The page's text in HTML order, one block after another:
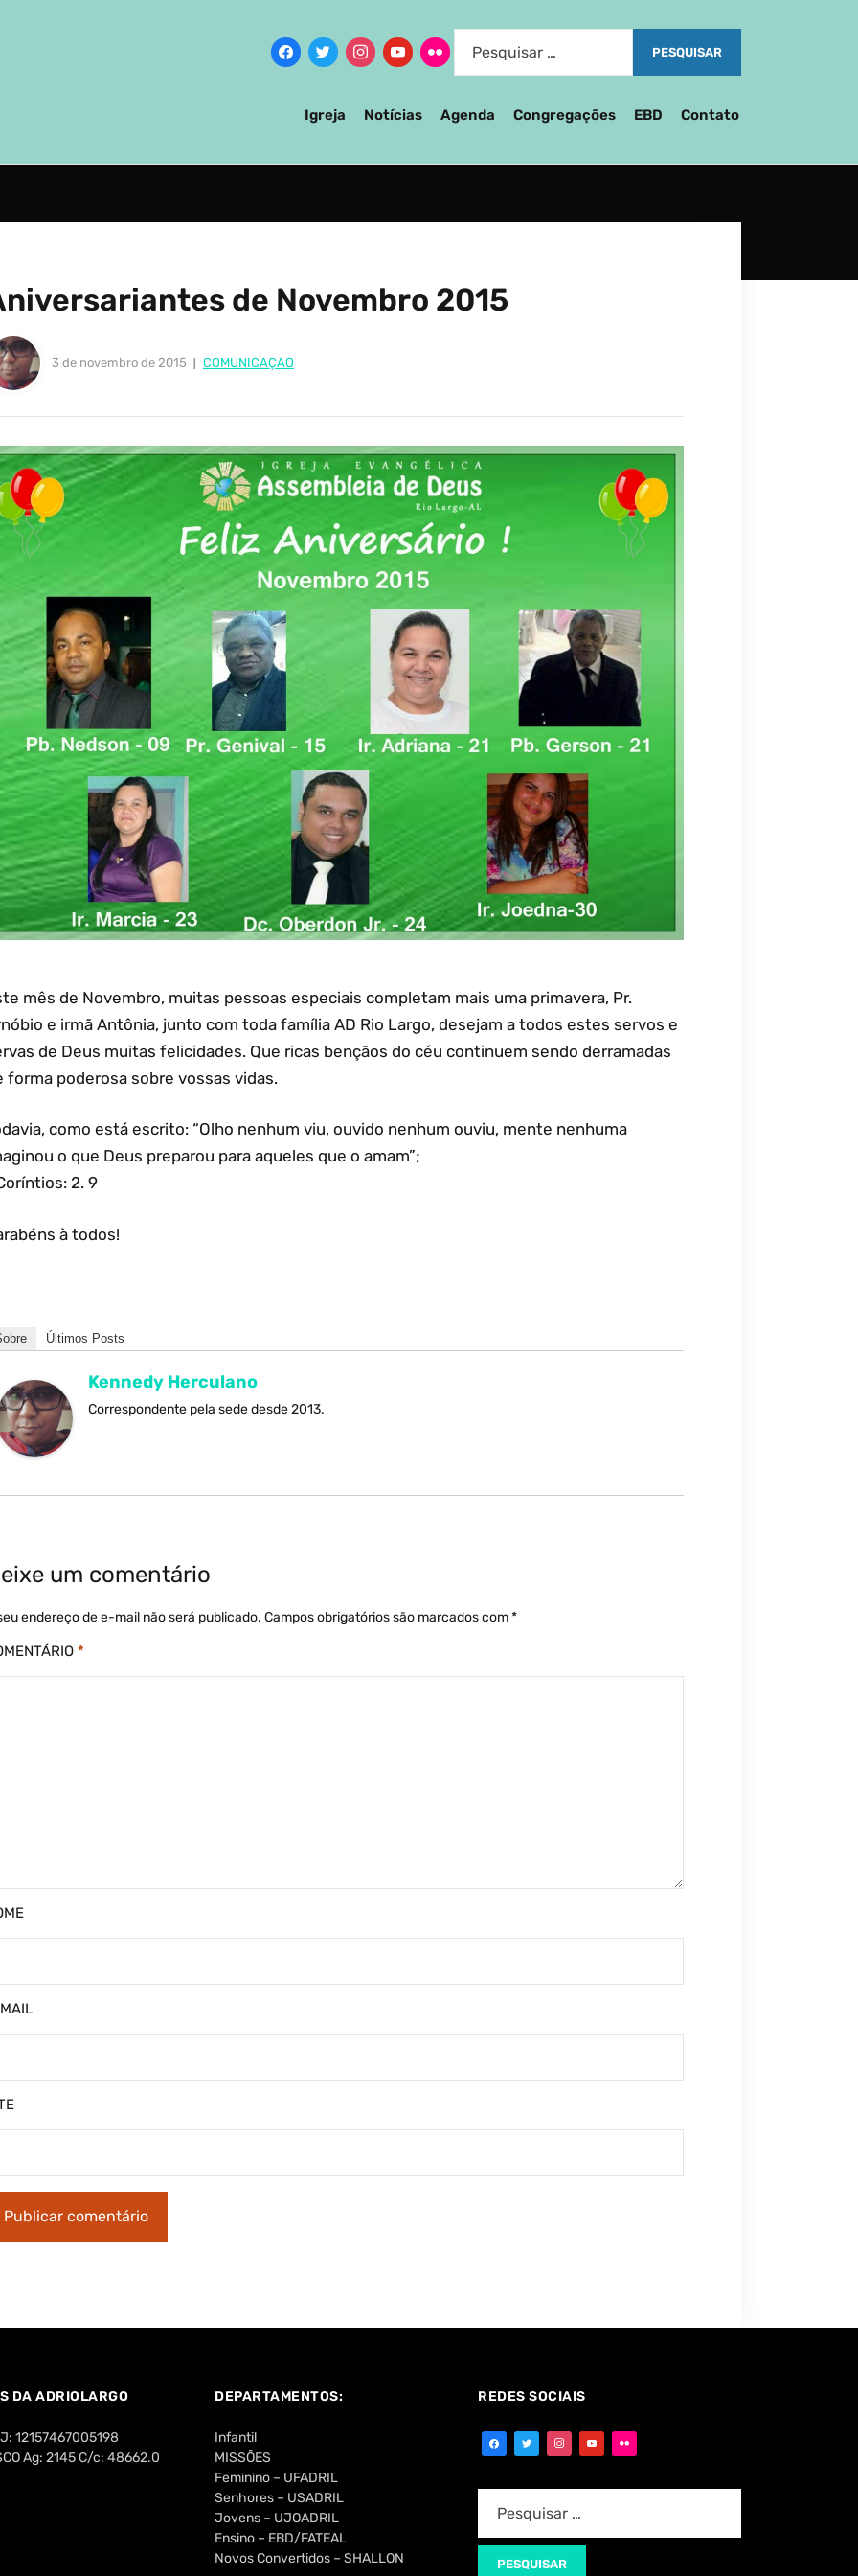
Igreja Notícias Agenda Congregações EBD Contato
de Novembro 2015
3 de novembro de 2015 COMUNICAÇÃO
mês de Novembro, muitas pessoas especiais completam mais uma primavera, Pr.
e irmã Antônia, junto com toda família AD Rio Largo, desejam a todos estes servos e
de Deus muitas felicidades. Que ricas bençãos do céu continuem sendo derramadas
forma poderosa sobre vossas vidas.
como está escrito: “Olho nenhum viu, ouvido nenhum ouviu, mente nenhuma
o que Deus preparou para aqueles que o amam”;
2. 9
à todos!
Últimos Posts
Kennedy Herculano
Correspondente pela sede desde 2013.
um comentário
endereço de e-mail não será publicado. Campos obrigatórios são marcados com*
*
DA ADRIOLARGO
12157467005198
Ag: 2145 C/c: 48662.0
DEPARTAMENTOS:
Infantil
MISSÕES
Feminino – UFADRIL
Senhores – USADRIL
Jovens – UJOADRIL
Ensino – EBD/FATEAL
Novos Convertidos – SHALLON
REDES SOCIAIS